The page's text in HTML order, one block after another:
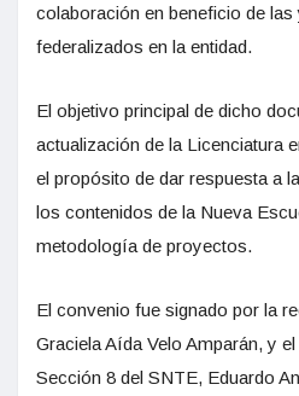
colaboración en beneficio de
federalizados en la entidad.
El objetivo principal de dicho
actualización de la Licenciatura
el propósito de dar respuesta a
los contenidos de la Nueva
metodología de proyectos.
El convenio fue signado por la
Graciela Aída Velo Amparán, y
Sección 8 del SNTE, Eduardo